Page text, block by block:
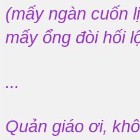
(mấy ngàn cuốn
mấy ổng đòi hối
...
Quản giáo ơi,